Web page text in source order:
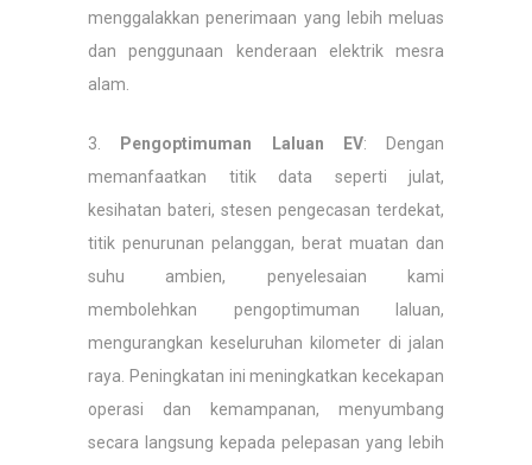
menggalakkan penerimaan yang lebih meluas
dan penggunaan kenderaan elektrik mesra
alam.
3. Pengoptimuman Laluan EV: Dengan
memanfaatkan titik data seperti julat,
kesihatan bateri, stesen pengecasan terdekat,
titik penurunan pelanggan, berat muatan dan
suhu ambien, penyelesaian kami
membolehkan pengoptimuman laluan,
mengurangkan keseluruhan kilometer di jalan
raya. Peningkatan ini meningkatkan kecekapan
operasi dan kemampanan, menyumbang
secara langsung kepada pelepasan yang lebih